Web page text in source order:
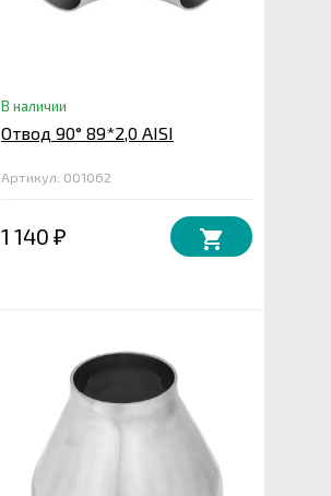
В наличии
Отвод 90° 89*2,0 AISI
Артикул: 001062
1 140 ₽